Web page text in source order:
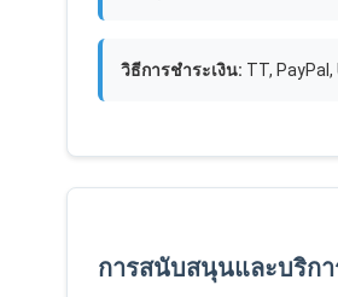
วิธีการชำระเงิน: TT, PayPal,
การสนับสนุนและบริกา